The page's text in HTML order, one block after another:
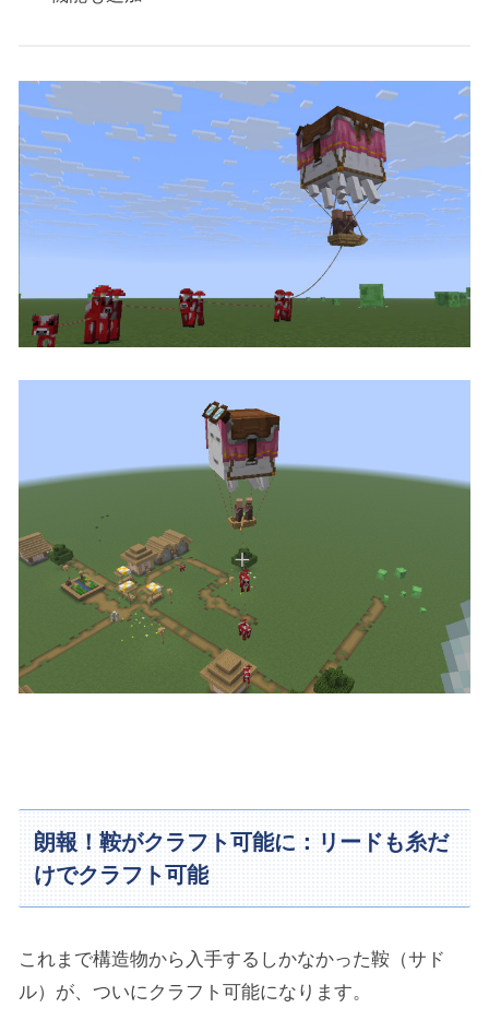
朗報！鞍がクラフト可能に：リードも糸だ
けでクラフト可能
これまで構造物から入手するしかなかった鞍（サド
ル）が、ついにクラフト可能になります。